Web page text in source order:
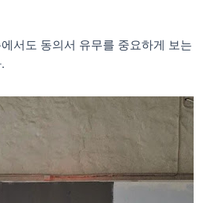
서도 동의서 유무를 중요하게 보는